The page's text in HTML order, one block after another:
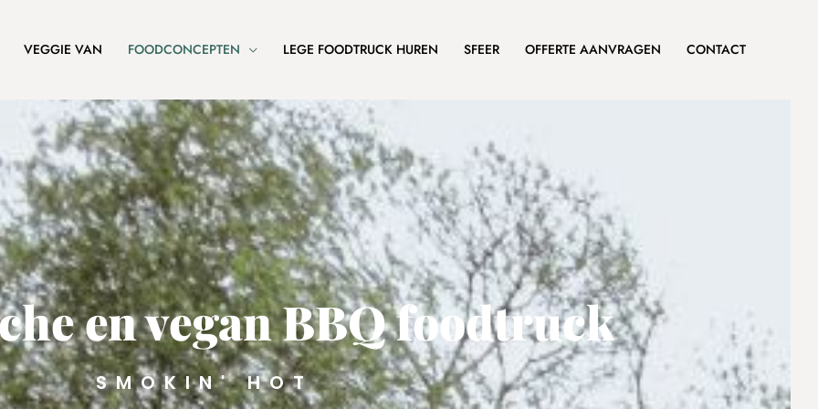
VEGGIE VAN FOODCONCEPTEN LEGE FOODTRUCK HUREN SFEER OFFERTE AANVRAGEN CONTACT
en vegan BBQ foodtruck
SMOKIN' HOT